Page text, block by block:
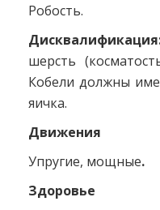
Робость.
шерсть
Кобели должны
яичка.
Движения
Упругие, мощные.
Здоровье